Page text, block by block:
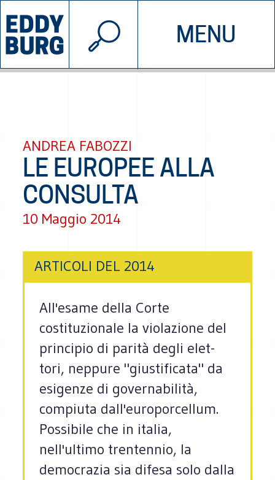
MENU
INIZIATIVE CHI SIAMO
© 2026 EDDYBURG
ANDREA FABOZZI
LE EUROPEE ALLA
CONSULTA
10 Maggio 2014
ARTICOLI DEL 2014
All'esame della Corte
costituzionale la vio­la­zione del
prin­ci­pio di parità degli elet­
tori, neppure "giu­sti­fi­cata" da
esi­genze di gover­na­bi­lità,
compiuta dall'europorcellum.
Possibile che in italia,
nell'ultimo trentennio, la
democrazia sia difesa solo dalla